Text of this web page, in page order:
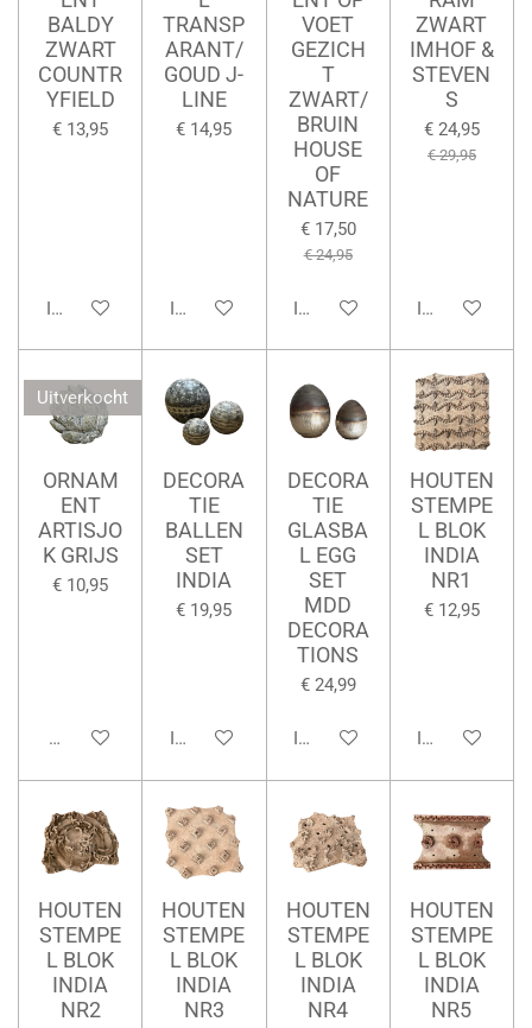
BALDY
ZWART
COUNTR
YFIELD
€ 13,95
In winkelwagen
TRANSP
ARANT/
GOUD J-
LINE
€ 14,95
In winkelwagen
VOET
GEZICH
T
ZWART/
BRUIN
HOUSE
OF
NATURE
€ 17,50
€ 24,95
In winkelwagen
ZWART
IMHOF &
STEVEN
S
€ 24,95
€ 29,95
In
Uitverkocht
ORNAM
ENT
ARTISJO
K GRIJS
€ 10,95
Houd mij op de hoogte
DECORA
TIE
BALLEN
SET
INDIA
€ 19,95
In winkelwagen
DECORA
TIE
GLASBA
L EGG
SET
MDD
DECORA
TIONS
€ 24,99
In winkelwagen
HOUTEN
STEMPE
L BLOK
INDIA
NR1
€ 12,95
In
HOUTEN
STEMPE
L BLOK
INDIA
NR2
HOUTEN
STEMPE
L BLOK
INDIA
NR3
HOUTEN
STEMPE
L BLOK
INDIA
NR4
HOUTEN
STEMPE
L BLOK
INDIA
NR5